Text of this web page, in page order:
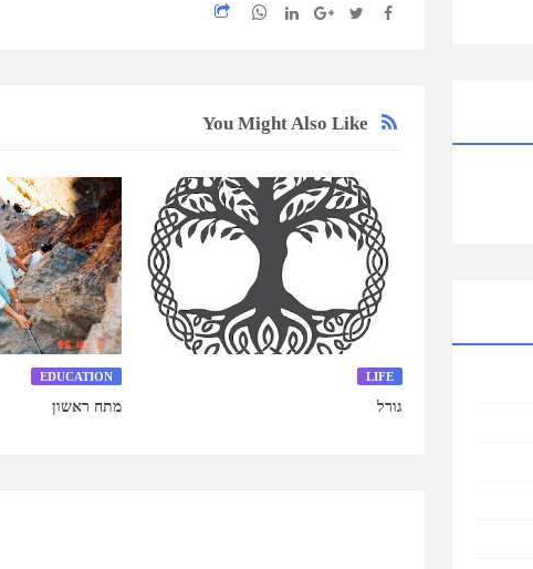
You Might Also Like
LIFE
גורל
EDUCATION
מתח ראשון